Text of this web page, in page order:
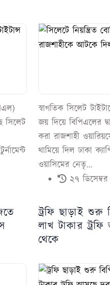
সিলেট
স্বাগতিক সিলেট
জয় দিয়ে বিপিএলের
করা রাজশাহী
থামিয়ে দিল ঢাকা
ওয়াসিমের নেতৃ...
২৭
ট্রফি ছাড়াই
লাখ টাকার
থেকে